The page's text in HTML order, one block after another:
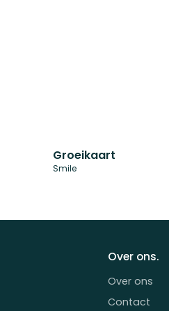
Groeikaart
Smile
Over ons.
Over ons
Contact